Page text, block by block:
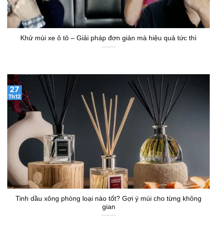
Khử mùi xe ô tô – Giải pháp đơn giản mà hiệu quả tức thì
Tinh dầu xông phòng loại nào tốt? Gợi ý mùi cho từng không
gian
27
Th12